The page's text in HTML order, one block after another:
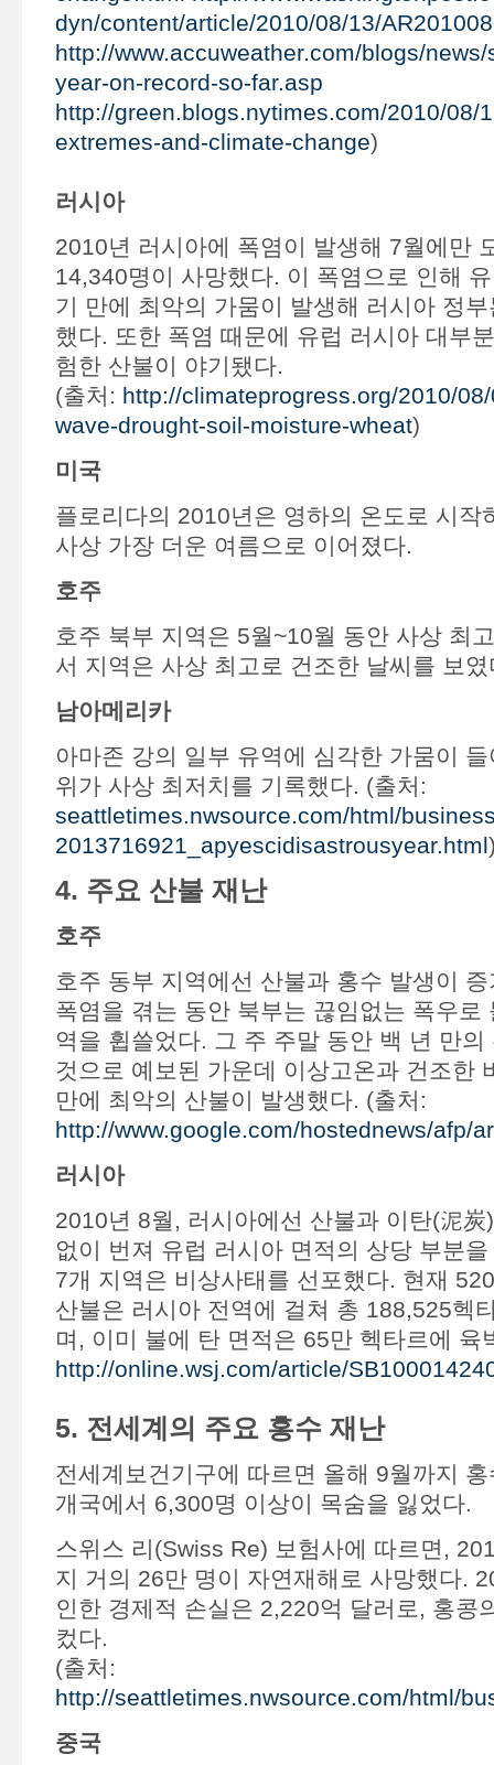
dyn/content/article/2010/08/13/
http://www.accuweather.com/blogs/
year-on-record-so-far.asp
http://green.blogs.nytimes.com/2010/08/
extremes-and-climate-change)
러시아
2010년 러시아에 폭염이 발생해 7월에만
14,340명이 사망했다. 이 폭염으로 인해
기 만에 최악의 가뭄이 발생해 러시아 정
했다. 또한 폭염 때문에 유럽 러시아 대부
험한 산불이 야기됐다.
(출처: http://climateprogress.org/2010/
wave-drought-soil-moisture-wheat)
미국
플로리다의 2010년은 영하의 온도로 시작
사상 가장 더운 여름으로 이어졌다.
호주
호주 북부 지역은 5월~10월 동안 사상 최
서 지역은 사상 최고로 건조한 날씨를 보였
남아메리카
아마존 강의 일부 유역에 심각한 가뭄이
위가 사상 최저치를 기록했다. (출처:
seattletimes.nwsource.com/html/
2013716921_apyescidisastrousyear.html
4. 주요 산불 재난
호주
호주 동부 지역에선 산불과 홍수 발생이
폭염을 겪는 동안 북부는 끊임없는 폭우로
역을 휩쓸었다. 그 주 주말 동안 백 년 만의
것으로 예보된 가운데 이상고온과 건조한
만에 최악의 산불이 발생했다. (출처:
http://www.google.com/hostednews/afp/
러시아
2010년 8월, 러시아에선 산불과 이탄(泥
없이 번져 유럽 러시아 면적의 상당 부분
7개 지역은 비상사태를 선포했다. 현재
산불은 러시아 전역에 걸쳐 총 188,525헥
며, 이미 불에 탄 면적은 65만 헥타르에 육
http://online.wsj.com/article/
5. 전세계의 주요 홍수 재난
전세계보건기구에 따르면 올해 9월까지
개국에서 6,300명 이상이 목숨을 잃었다.
스위스 리(Swiss Re) 보험사에 따르면,
지 거의 26만 명이 자연재해로 사망했다.
인한 경제적 손실은 2,220억 달러로, 홍콩
컸다.
(출처:
http://seattletimes.nwsource.com/html/
중국